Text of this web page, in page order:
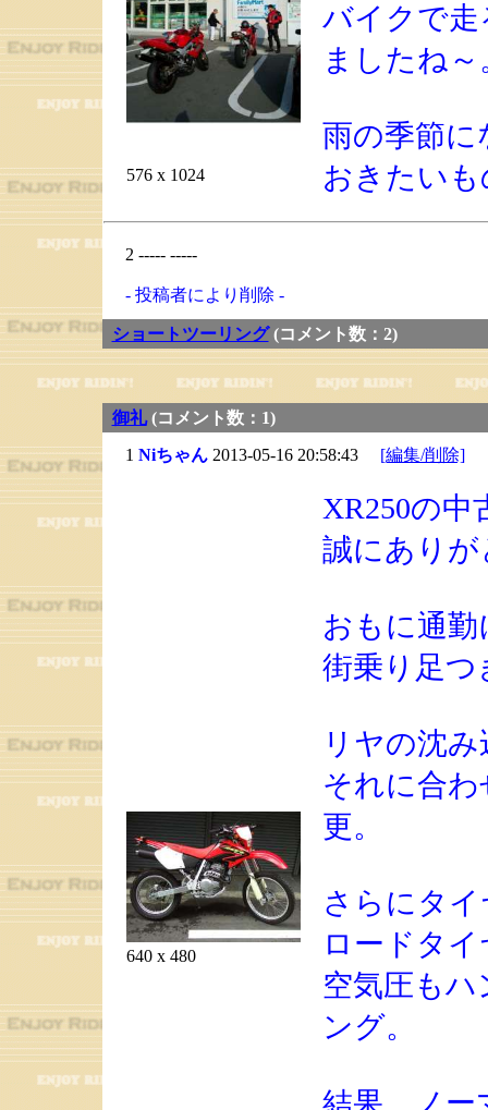
576 x 1024
バイクで
ましたね～
雨の季節
おきたい
2 ----- -----
- 投稿者により削除 -
ショートツーリング(コメント数：2)
御礼(コメント数：1)
1 Niちゃん2013-05-16 20:58:43 [編集/削除]
640 x 480
XR250の
誠にあり
おもに通
街乗り足つ
リヤの沈
それに合
更。
さらにタ
ロードタ
空気圧も
ング。
結果、ノー